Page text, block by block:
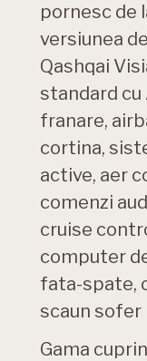
pornesc de
versiunea
Qashqai
standard cu
franare,
cortina,
active, aer
comenzi
cruise
computer
fata-spate,
scaun
Gama